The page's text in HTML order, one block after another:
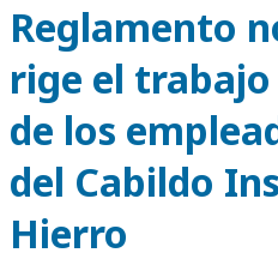
Reglamento
rige el
de los
del Cabildo
Hierro